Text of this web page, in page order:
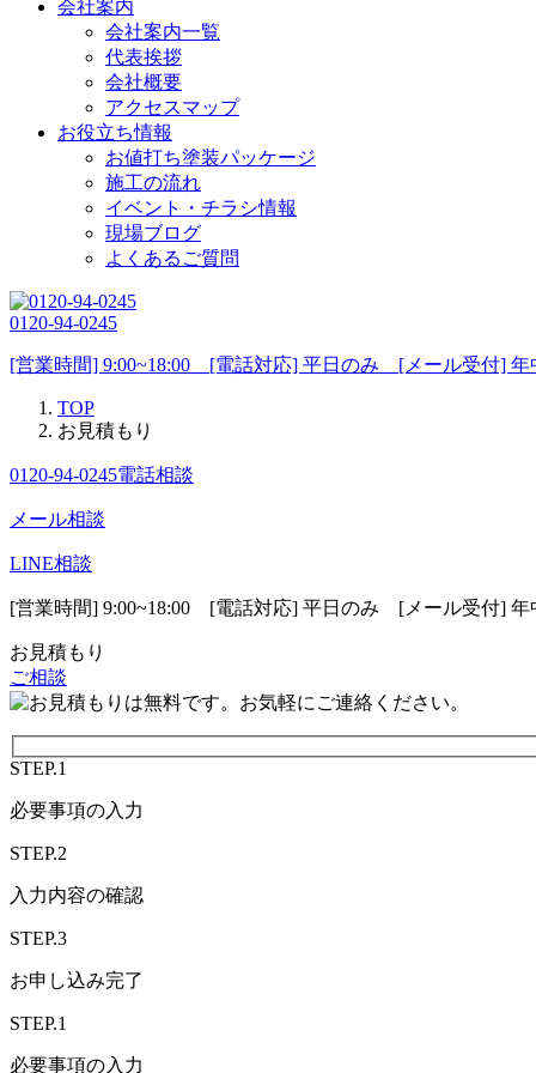
会社案内
会社案内一覧
代表挨拶
会社概要
アクセスマップ
お役立ち情報
お値打ち塗装パッケージ
施工の流れ
イベント・チラシ情報
現場ブログ
よくあるご質問
0120-94-0245
[営業時間] 9:00~18:00 [電話対応] 平日のみ [メール受付] 年
TOP
お見積もり
0120-94-0245電話相談
メール相談
LINE相談
[営業時間] 9:00~18:00 [電話対応] 平日のみ [メール受付] 年
お見積もり
ご相談
STEP.1
必要事項の入力
STEP.2
入力内容の確認
STEP.3
お申し込み完了
STEP.1
必要事項の入力